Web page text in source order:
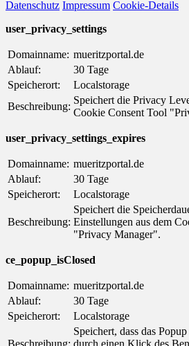
Datenschutz Impressum Cookie-Details
user_privacy_settings
Domainname: mueritzportal.de
Ablauf:
30 Tage
Speicherort:
Localstorage
Beschreibung:
Speichert die Privacy
Cookie Consent Tool
user_privacy_settings_expires
Domainname: mueritzportal.de
Ablauf:
30 Tage
Speicherort:
Localstorage
Beschreibung:
Speichert die
Einstellungen aus dem
"Privacy Manager".
ce_popup_isClosed
Domainname: mueritzportal.de
Ablauf:
30 Tage
Speicherort:
Localstorage
Beschreibung:
Speichert, dass das
durch einen Klick des